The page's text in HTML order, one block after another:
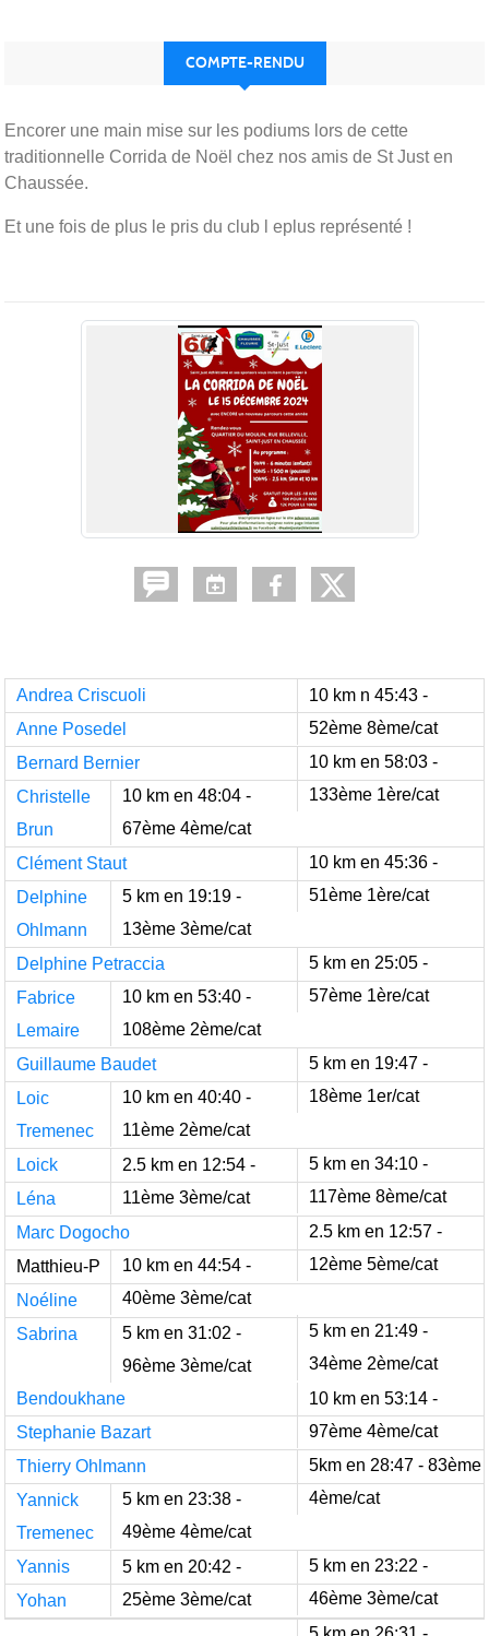
COMPTE-RENDU
Encorer une main mise sur les podiums lors de cette
traditionnelle Corrida de Noël chez nos amis de St Just en
Chaussée.
Et une fois de plus le pris du club l eplus représenté !
Andrea Criscuoli
10 km n 45:43 -
52ème 8ème/cat
Anne Posedel
10 km en 58:03 -
133ème 1ère/cat
Bernard Bernier
10 km en 48:04 -
67ème 4ème/cat
Christelle
Brun
10 km en 45:36 -
51ème 1ère/cat
Clément Staut
5 km en 19:19 -
13ème 3ème/cat
Delphine
Ohlmann
5 km en 25:05 -
57ème 1ère/cat
Delphine Petraccia
10 km en 53:40 -
108ème 2ème/cat
Fabrice
Lemaire
5 km en 19:47 -
18ème 1er/cat
Guillaume Baudet
10 km en 40:40 -
11ème 2ème/cat
Loic
Tremenec
5 km en 34:10 -
117ème 8ème/cat
Loick
2.5 km en 12:54 -
11ème 3ème/cat
Léna
2.5 km en 12:57 -
12ème 5ème/cat
Marc Dogocho
10 km en 44:54 -
40ème 3ème/cat
Matthieu-P
5 km en 21:49 -
34ème 2ème/cat
Noéline
5 km en 31:02 -
96ème 3ème/cat
Sabrina
Bendoukhane
10 km en 53:14 -
97ème 4ème/cat
Stephanie Bazart
5km en 28:47 - 83ème
4ème/cat
Thierry Ohlmann
5 km en 23:38 -
49ème 4ème/cat
Yannick
Tremenec
5 km en 23:22 -
46ème 3ème/cat
Yannis
5 km en 20:42 -
25ème 3ème/cat
Yohan